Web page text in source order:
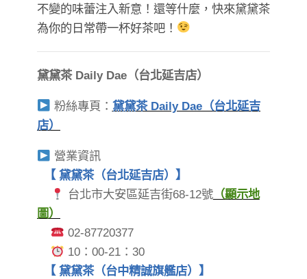
不變的味蕾注入新意！還等什麼，快來黛黛茶
為你的日常帶一杯好茶吧！
黛黛茶 Daily Dae（台北延吉店）
粉絲專頁： 黛黛茶 Daily Dae（台北延吉
店）
營業資訊
【 黛黛茶（台北延吉店）】
台北市大安區延吉街68-12號（顯示地
圖）
02-87720377
10：00-21：30
【 黛黛茶（台中精誠旗艦店）】